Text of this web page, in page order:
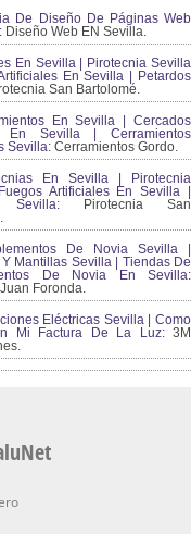
De Diseño De Páginas Web
Diseño Web EN Sevilla.
En Sevilla | Pirotecnia Sevilla
En Sevilla | Petardos
San Bartolomé.
En Sevilla | Cercados
En Sevilla | Cerramientos
Sevilla: Cerramientos Gordo.
En Sevilla | Pirotecnia
Artificiales En Sevilla |
Sevilla: Pirotecnia San
De Novia Sevilla |
Mantillas Sevilla | Tiendas De
De Novia En Sevilla:
Foronda.
Eléctricas Sevilla | Como
Mi Factura De La Luz:3M